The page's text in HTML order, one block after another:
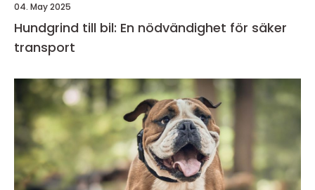
04. May 2025
Hundgrind till bil: En nödvändighet för säker
transport